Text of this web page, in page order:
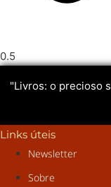
"Livros: o precioso
Links úteis
Newsletter
Sobre